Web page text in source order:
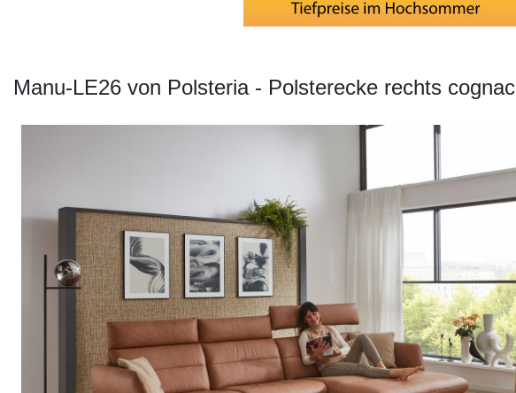
Manu-LE26 von Polsteria - Polsterecke rechts cognac
Konfigurator
Markenwelt
Letz-
Deals